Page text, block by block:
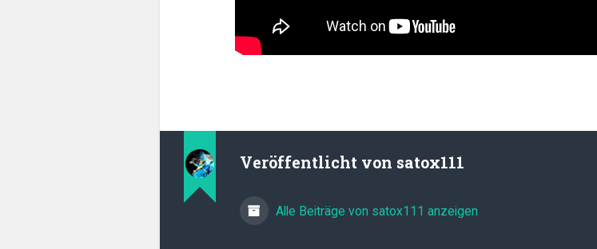
Veröffentlicht von satox111
Alle Beiträge von satox111 anzeigen